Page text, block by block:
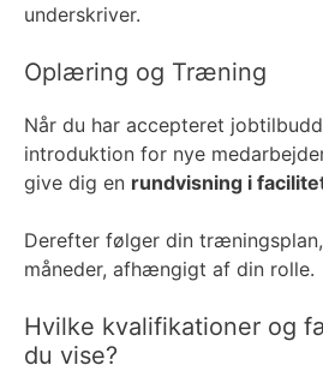
underskriver.
Oplæring og Træning
Når du har accepteret
introduktion for nye
give dig en rundvisning i
Derefter følger din
måneder, afhængigt af din rolle.
Hvilke kvalifikationer og
du vise?